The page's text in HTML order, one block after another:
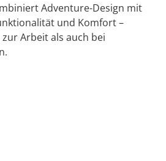
Adventure-Design mit
und Komfort –
Arbeit als auch bei